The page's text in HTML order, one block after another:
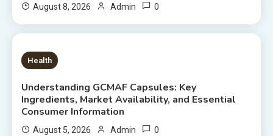
August 8, 2026 Admin 0
6 MINS READ
Health
Understanding GCMAF Capsules: Key
Ingredients, Market Availability, and Essential
Consumer Information
August 5, 2026 Admin 0